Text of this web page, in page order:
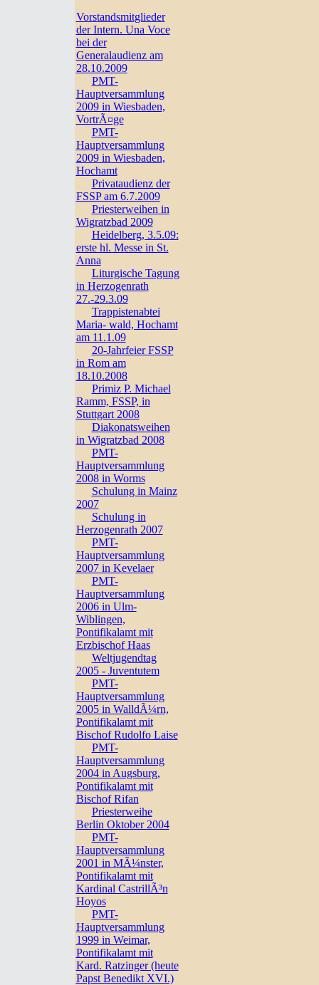
Vorstandsmitglieder
der Intern. Una Voce
bei der
Generalaudienz am
28.10.2009
PMT-
Hauptversammlung
2009 in Wiesbaden,
VortrÃ¤ge
PMT-
Hauptversammlung
2009 in Wiesbaden,
Hochamt
Privataudienz der
FSSP am 6.7.2009
Priesterweihen in
Wigratzbad 2009
Heidelberg, 3.5.09:
erste hl. Messe in St.
Anna
Liturgische Tagung
in Herzogenrath
27.-29.3.09
Trappistenabtei
Maria- wald, Hochamt
am 11.1.09
20-Jahrfeier FSSP
in Rom am
18.10.2008
Primiz P. Michael
Ramm, FSSP, in
Stuttgart 2008
Diakonatsweihen
in Wigratzbad 2008
PMT-
Hauptversammlung
2008 in Worms
Schulung in Mainz
2007
Schulung in
Herzogenrath 2007
PMT-
Hauptversammlung
2007 in Kevelaer
PMT-
Hauptversammlung
2006 in Ulm-
Wiblingen,
Pontifikalamt mit
Erzbischof Haas
Weltjugendtag
2005 - Juventutem
PMT-
Hauptversammlung
2005 in WalldÃ¼rn,
Pontifikalamt mit
Bischof Rudolfo Laise
PMT-
Hauptversammlung
2004 in Augsburg,
Pontifikalamt mit
Bischof Rifan
Priesterweihe
Berlin Oktober 2004
PMT-
Hauptversammlung
2001 in MÃ¼nster,
Pontifikalamt mit
Kardinal CastrillÃ³n
Hoyos
PMT-
Hauptversammlung
1999 in Weimar,
Pontifikalamt mit
Kard. Ratzinger (heute
Papst Benedikt XVI.)